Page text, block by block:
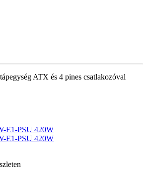
ATX és 4 pines csatlakozóval